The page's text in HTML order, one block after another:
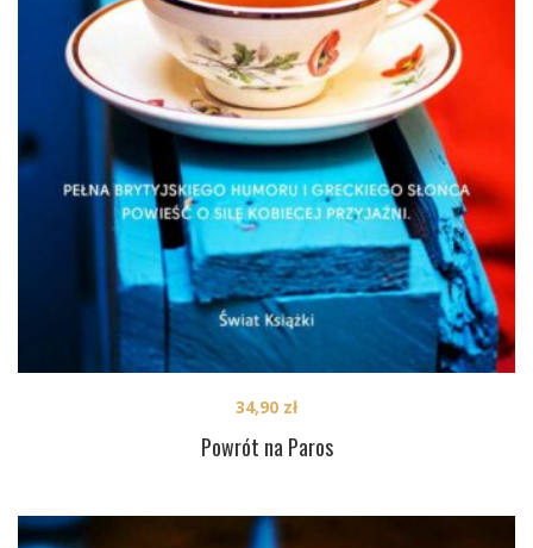
Powrót na Paros
34,90 zł